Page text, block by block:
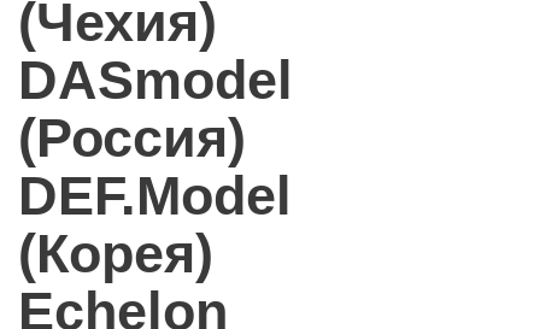
(Чехия)
DASmodel
(Россия)
DEF.Model
(Корея)
Echelon